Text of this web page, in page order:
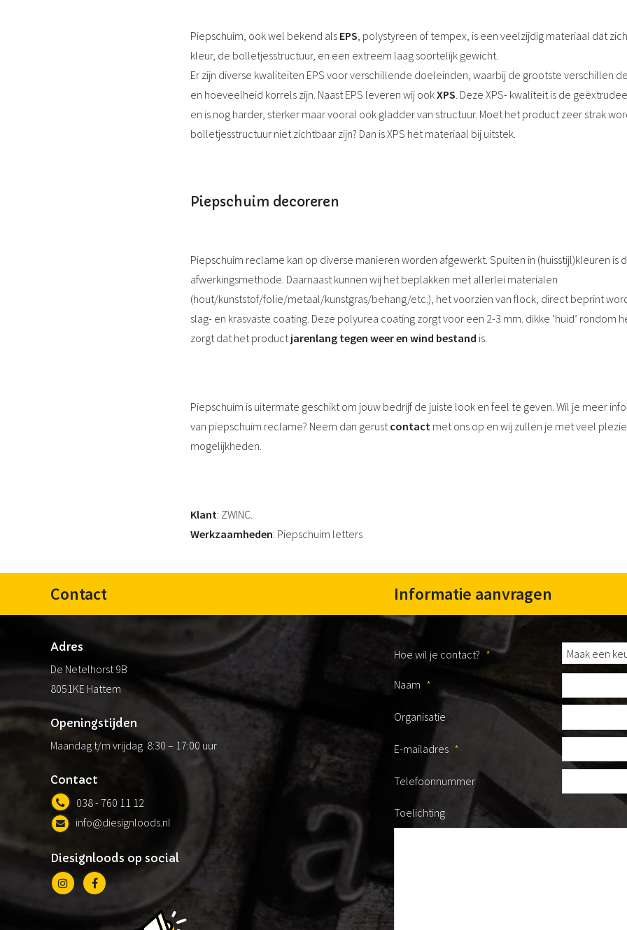
Piepschuim, ook wel bekend als EPS , polystyreen of tempex, is een veelzijdig materiaal dat
kleur, de bolletjesstructuur, en een extreem laag soortelijk gewicht.
Er zijn diverse kwaliteiten EPS voor verschillende doeleinden, waarbij de grootste verschillen
en hoeveelheid korrels zijn. Naast EPS leveren wij ookXPS . Deze XPS- kwaliteit is de
en is nog harder, sterker maar vooral ook gladder van structuur. Moet het product zeer strak
bolletjesstructuur niet zichtbaar zijn? Dan is XPS het materiaal bij uitstek.
Piepschuim decoreren
Piepschuim reclame kan op diverse manieren worden afgewerkt. Spuiten in (huisstijl)kleuren is
afwerkingsmethode. Daarnaast kunnen wij het beplakken met allerlei materialen
(hout/kunststof/folie/metaal/kunstgras/behang/etc.), het voorzien van flock, direct beprint
slag- en krasvaste coating. Deze polyurea coating zorgt voor een 2-3 mm. dikke ‘huid’ rondom
zorgt dat het productjarenlang tegen weer en wind bestand is.
Piepschuim is uitermate geschikt om jouw bedrijf de juiste look en feel te geven. Wil je meer
van piepschuim reclame? Neem dan gerustcontact met ons op en wij zullen je met veel
mogelijkheden.
Klant: ZWINC.
Werkzaamheden: Piepschuim letters
Contact
Adres
De Netelhorst 9B
8051KE Hattem
Openingstijden
Maandag t/m vrijdag 8:30 – 17:00 uur
Contact
038 - 760 11 12
info@diesignloods.nl
Diesignloods op social
Informatie aanvragen
Hoe wil je contact? *
Naam *
Organisatie
E-mailadres *
Telefoonnummer
Toelichting